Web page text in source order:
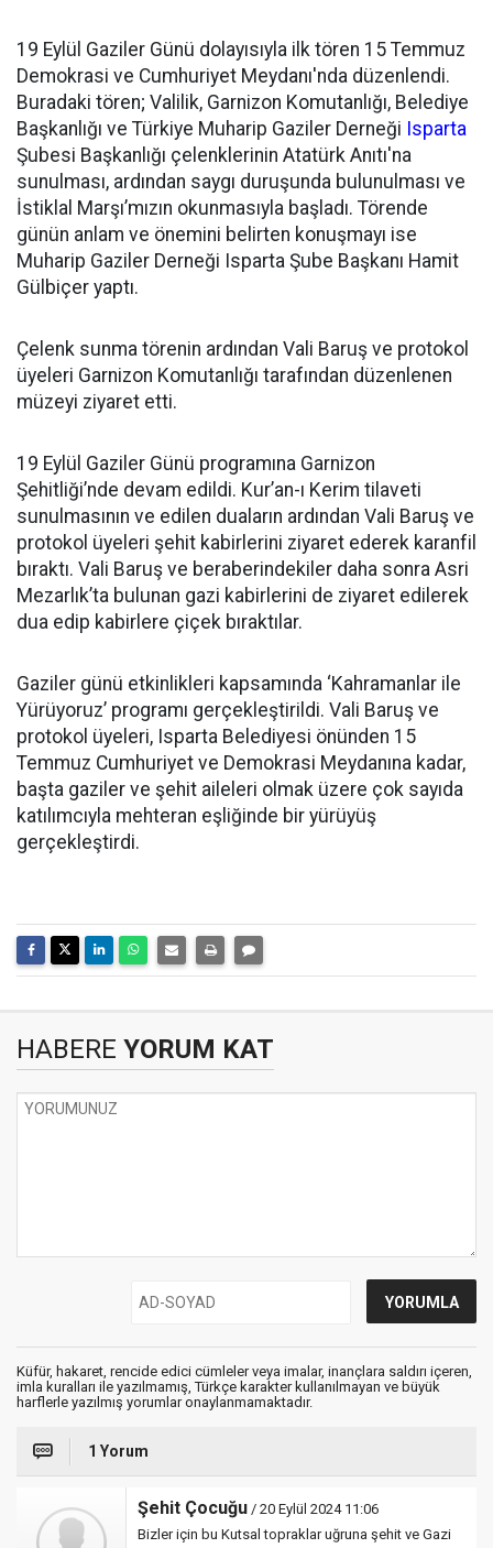
19 Eylül Gaziler Günü dolayısıyla ilk tören 15 Temmuz
Demokrasi ve Cumhuriyet Meydanı'nda düzenlendi.
Buradaki tören; Valilik, Garnizon Komutanlığı, Belediye
Başkanlığı ve Türkiye Muharip Gaziler Derneği Isparta
Şubesi Başkanlığı çelenklerinin Atatürk Anıtı'na
sunulması, ardından saygı duruşunda bulunulması ve
İstiklal Marşı’mızın okunmasıyla başladı. Törende
günün anlam ve önemini belirten konuşmayı ise
Muharip Gaziler Derneği Isparta Şube Başkanı Hamit
Gülbiçer yaptı.
Çelenk sunma törenin ardından Vali Baruş ve protokol
üyeleri Garnizon Komutanlığı tarafından düzenlenen
müzeyi ziyaret etti.
19 Eylül Gaziler Günü programına Garnizon
Şehitliği’nde devam edildi. Kur’an-ı Kerim tilaveti
sunulmasının ve edilen duaların ardından Vali Baruş ve
protokol üyeleri şehit kabirlerini ziyaret ederek karanfil
bıraktı. Vali Baruş ve beraberindekiler daha sonra Asri
Mezarlık’ta bulunan gazi kabirlerini de ziyaret edilerek
dua edip kabirlere çiçek bıraktılar.
Gaziler günü etkinlikleri kapsamında ‘Kahramanlar ile
Yürüyoruz’ programı gerçekleştirildi. Vali Baruş ve
protokol üyeleri, Isparta Belediyesi önünden 15
Temmuz Cumhuriyet ve Demokrasi Meydanına kadar,
başta gaziler ve şehit aileleri olmak üzere çok sayıda
katılımcıyla mehteran eşliğinde bir yürüyüş
gerçekleştirdi.
HABERE YORUM KAT
Küfür, hakaret, rencide edici cümleler veya imalar, inançlara saldırı içeren,
imla kuralları ile yazılmamış, Türkçe karakter kullanılmayan ve büyük
harflerle yazılmış yorumlar onaylanmamaktadır.
1 Yorum
Şehit Çocuğu / 20 Eylül 2024 11:06
Bizler için bu Kutsal topraklar uğruna şehit ve Gazi